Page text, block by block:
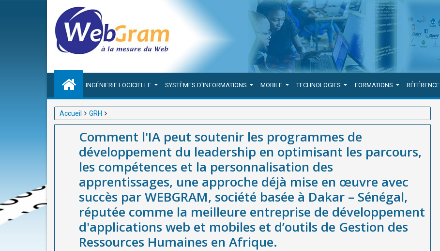
INGÉNIERIE LOGICIELLE SYSTÈMES D'INFORMATIONS MOBILE TECHNOLOGIES FORMATIONS RÉFÉRENCE
Accueil
GRH
Comment l'IA peut soutenir les programmes de développement du leadership en optimisant les parcours, les
compétences et la personnalisation des apprentissages, une approche déjà mise en œuvre avec succès par WEBGRAM,
société basée à Dakar – Sénégal, réputée comme la meilleure entreprise de développement d'applications web et
mobiles et d’outils de Gestion des Ressources Humaines en Afrique.
Comment l'IA peut soutenir les programmes de
développement du leadership en optimisant les parcours,
les compétences et la personnalisation des
apprentissages, une approche déjà mise en œuvre avec
succès par WEBGRAM, société basée à Dakar – Sénégal,
réputée comme la meilleure entreprise de développement
d'applications web et mobiles et d’outils de Gestion des
Ressources Humaines en Afrique.